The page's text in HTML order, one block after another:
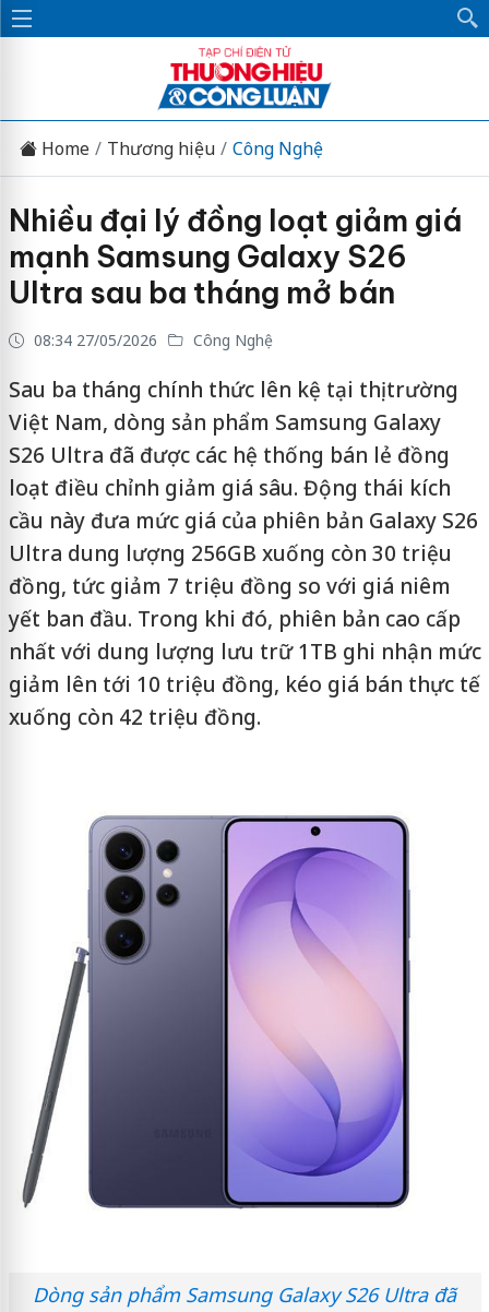
Home Thương hiệu Công Nghệ
Nhiều đại lý đồng loạt giảm giá
mạnh Samsung Galaxy S26
Ultra sau ba tháng mở bán
08:34 27/05/2026 Công Nghệ
Sau ba tháng chính thức lên kệ tại thị trường
Việt Nam, dòng sản phẩm Samsung Galaxy
S26 Ultra đã được các hệ thống bán lẻ đồng
loạt điều chỉnh giảm giá sâu. Động thái kích
cầu này đưa mức giá của phiên bản Galaxy S26
Ultra dung lượng 256GB xuống còn 30 triệu
đồng, tức giảm 7 triệu đồng so với giá niêm
yết ban đầu. Trong khi đó, phiên bản cao cấp
nhất với dung lượng lưu trữ 1TB ghi nhận mức
giảm lên tới 10 triệu đồng, kéo giá bán thực tế
xuống còn 42 triệu đồng.
Dòng sản phẩm Samsung Galaxy S26 Ultra đã